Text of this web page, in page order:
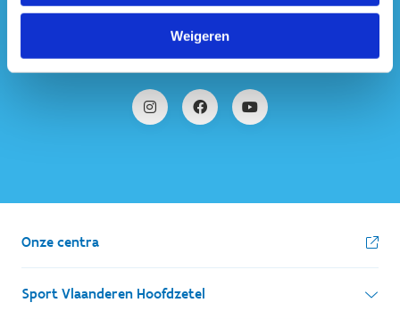
Weigeren
#sportersbelevenmeer
ook op sociale media
Onze centra
Sport Vlaanderen Hoofdzetel